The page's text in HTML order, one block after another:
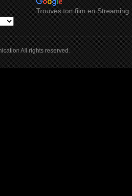
Trouves ton film en Streaming
All rights reserved.